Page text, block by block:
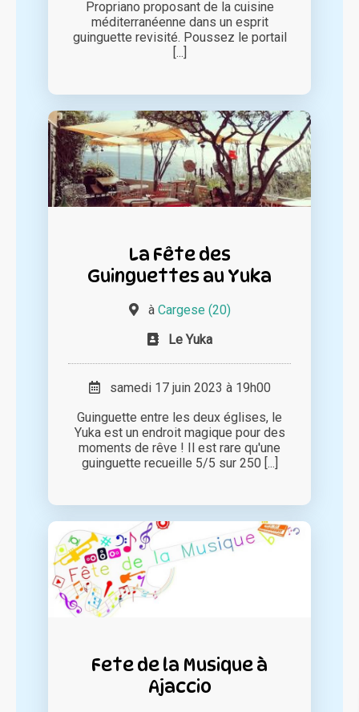
Propriano proposant de la cuisine
méditerranéenne dans un esprit
guinguette revisité. Poussez le portail
[...]
La Fête des
Guinguettes au Yuka
à Cargese (20)
Le Yuka
samedi 17 juin 2023 à 19h00
Guinguette entre les deux églises, le
Yuka est un endroit magique pour des
moments de rêve ! Il est rare qu'une
guinguette recueille 5/5 sur 250 [...]
Fete de la Musique à
Ajaccio